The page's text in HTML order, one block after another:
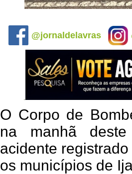
@jornaldelavras
O Corpo de
na manhã
acidente
os municípios de